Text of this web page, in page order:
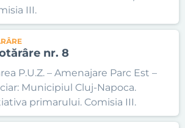
III.
nr. 8
P.U.Z. – Amenajare Parc Est –
Municipiul Cluj-Napoca.
primarului. Comisia III.